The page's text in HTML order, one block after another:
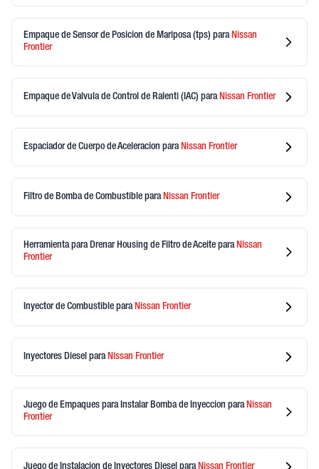
Empaque de Sensor de Posicion de Mariposa (tps) paraNissan
Frontier
Empaque de Valvula de Control de Ralenti (IAC) para Nissan Frontier
Espaciador de Cuerpo de Aceleracion para Nissan Frontier
Filtro de Bomba de Combustible para Nissan Frontier
Herramienta para Drenar Housing de Filtro de Aceite paraNissan
Frontier
Inyector de Combustible para Nissan Frontier
Inyectores Diesel para Nissan Frontier
Juego de Empaques para Instalar Bomba de Inyeccion paraNissan
Frontier
Juego de Instalacion de Inyectores Diesel para Nissan Frontier